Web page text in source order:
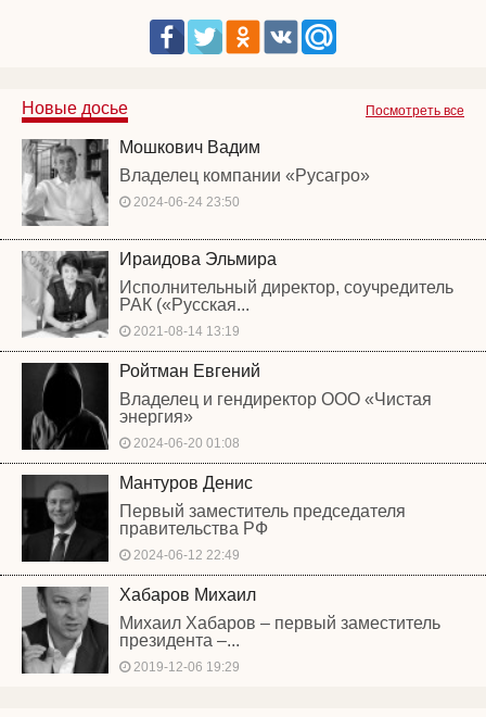
Посмотреть все
Новые досье
Мошкович Вадим
Владелец компании «Русагро»
2024-06-24 23:50
Ираидова Эльмира
Исполнительный директор, соучредитель
РАК («Русская...
2021-08-14 13:19
Ройтман Евгений
Владелец и гендиректор ООО «Чистая
энергия»
2024-06-20 01:08
Мантуров Денис
Первый заместитель председателя
правительства РФ
2024-06-12 22:49
Хабаров Михаил
Михаил Хабаров – первый заместитель
президента –...
2019-12-06 19:29